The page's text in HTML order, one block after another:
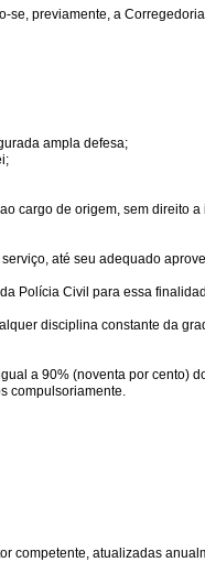
se, previamente, a
ampla defesa;
cargo de origem, sem direito
até seu adequado
Polícia Civil para essa
disciplina constante da
a 90% (noventa por cento)
compulsoriamente.
competente, atualizadas